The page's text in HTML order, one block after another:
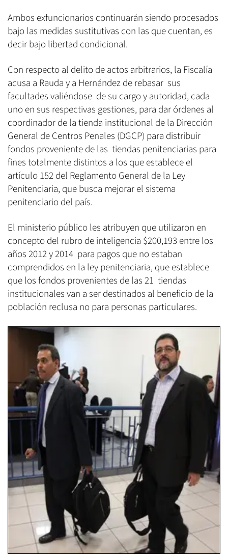
Ambos exfuncionarios continuarán siendo procesados
bajo las medidas sustitutivas con las que cuentan, es
decir bajo libertad condicional.
Con respecto al delito de actos arbitrarios, la Fiscalía
acusa a Rauda y a Hernández de rebasar sus
facultades valiéndose de su cargo y autoridad, cada
uno en sus respectivas gestiones, para dar órdenes al
coordinador de la tienda institucional de la Dirección
General de Centros Penales (DGCP) para distribuir
fondos proveniente de las tiendas penitenciarias para
fines totalmente distintos a los que establece el
artículo 152 del Reglamento General de la Ley
Penitenciaria, que busca mejorar el sistema
penitenciario del país.
El ministerio público les atribuyen que utilizaron en
concepto del rubro de inteligencia $200,193 entre los
años 2012 y 2014 para pagos que no estaban
comprendidos en la ley penitenciaria, que establece
que los fondos provenientes de las 21 tiendas
institucionales van a ser destinados al beneficio de la
población reclusa no para personas particulares.